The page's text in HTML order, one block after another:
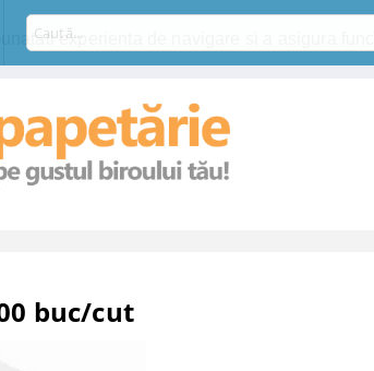
experienta de navigare si a asigura
buc/cut